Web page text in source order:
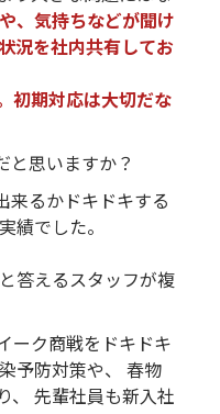
、気持ちなどが聞け
況を社内共有してお
初期対応は大切だな
と思いますか？
来るかドキドキする
績でした。
答えるスタッフが複
ーク商戦をドキドキ
予防対策や、 春物
、 先輩社員も新入社